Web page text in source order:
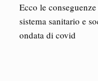
Ecco le
sistema sanitario e
ondata di covid